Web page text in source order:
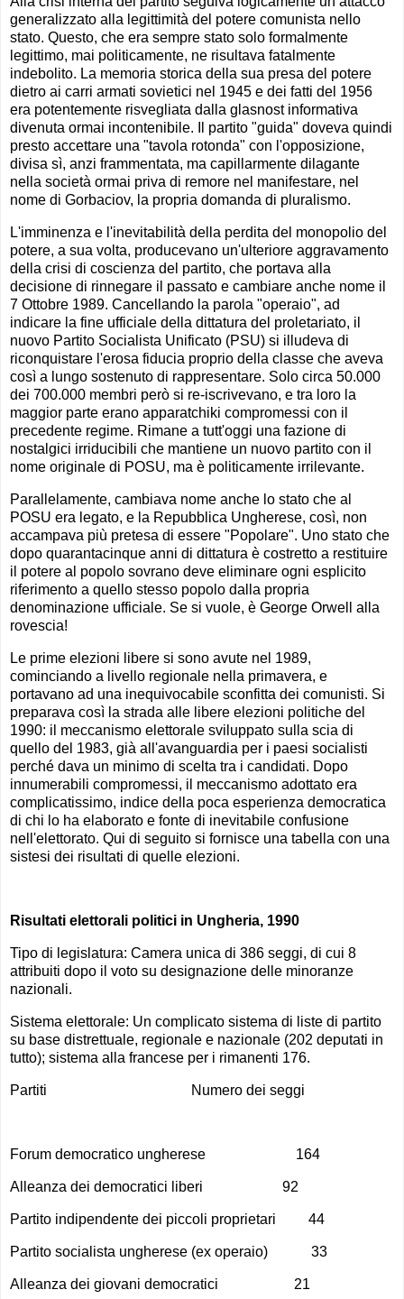
generalizzato alla legittimità del potere comunista nello
stato. Questo, che era sempre stato solo formalmente
legittimo, mai politicamente, ne risultava fatalmente
indebolito. La memoria storica della sua presa del potere
dietro ai carri armati sovietici nel 1945 e dei fatti del 1956
era potentemente risvegliata dalla glasnost informativa
divenuta ormai incontenibile. Il partito "guida" doveva quindi
presto accettare una "tavola rotonda" con l'opposizione,
divisa sì, anzi frammentata, ma capillarmente dilagante
nella società ormai priva di remore nel manifestare, nel
nome di Gorbaciov, la propria domanda di pluralismo.
L'imminenza e l'inevitabilità della perdita del monopolio del
potere, a sua volta, producevano un'ulteriore aggravamento
della crisi di coscienza del partito, che portava alla
decisione di rinnegare il passato e cambiare anche nome il
7 Ottobre 1989. Cancellando la parola "operaio", ad
indicare la fine ufficiale della dittatura del proletariato, il
nuovo Partito Socialista Unificato (PSU) si illudeva di
riconquistare l'erosa fiducia proprio della classe che aveva
così a lungo sostenuto di rappresentare. Solo circa 50.000
dei 700.000 membri però si re-iscrivevano, e tra loro la
maggior parte erano apparatchiki compromessi con il
precedente regime. Rimane a tutt'oggi una fazione di
nostalgici irriducibili che mantiene un nuovo partito con il
nome originale di POSU, ma è politicamente irrilevante.
Parallelamente, cambiava nome anche lo stato che al
POSU era legato, e la Repubblica Ungherese, così, non
accampava più pretesa di essere "Popolare". Uno stato che
dopo quarantacinque anni di dittatura è costretto a restituire
il potere al popolo sovrano deve eliminare ogni esplicito
riferimento a quello stesso popolo dalla propria
denominazione ufficiale. Se si vuole, è George Orwell alla
rovescia!
Le prime elezioni libere si sono avute nel 1989,
cominciando a livello regionale nella primavera, e
portavano ad una inequivocabile sconfitta dei comunisti. Si
preparava così la strada alle libere elezioni politiche del
1990: il meccanismo elettorale sviluppato sulla scia di
quello del 1983, già all'avanguardia per i paesi socialisti
perché dava un minimo di scelta tra i candidati. Dopo
innumerabili compromessi, il meccanismo adottato era
complicatissimo, indice della poca esperienza democratica
di chi lo ha elaborato e fonte di inevitabile confusione
nell'elettorato. Qui di seguito si fornisce una tabella con una
sistesi dei risultati di quelle elezioni.
Risultati elettorali politici in Ungheria, 1990
Tipo di legislatura: Camera unica di 386 seggi, di cui 8
attribuiti dopo il voto su designazione delle minoranze
nazionali.
Sistema elettorale: Un complicato sistema di liste di partito
su base distrettuale, regionale e nazionale (202 deputati in
tutto); sistema alla francese per i rimanenti 176.
Partiti Numero dei seggi
Forum democratico ungherese 164
Alleanza dei democratici liberi 92
Partito indipendente dei piccoli proprietari 44
Partito socialista ungherese (ex operaio) 33
Alleanza dei giovani democratici 21